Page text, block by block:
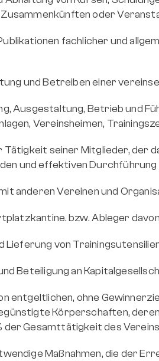
oder
fachlicher und
und Betreiben einer
Ausgestaltung, Betrieb und
Vereinsheimen,
Tätigkeit seiner Mitglieder, der
und effektiven
anderen Vereinen und
bzw. Ableger
Lieferung von
Beteiligung an
entgeltlichen, ohne
Körperschaften,
der Gesamttätigkeit des
Maßnahmen, die der